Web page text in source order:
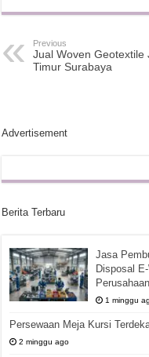
Previous
Jual Woven Geotextile
Timur Surabaya
Advertisement
Berita Terbaru
Jasa
Disposal
Perusahaan
1 minggu
Persewaan Meja Kursi
2 minggu ago